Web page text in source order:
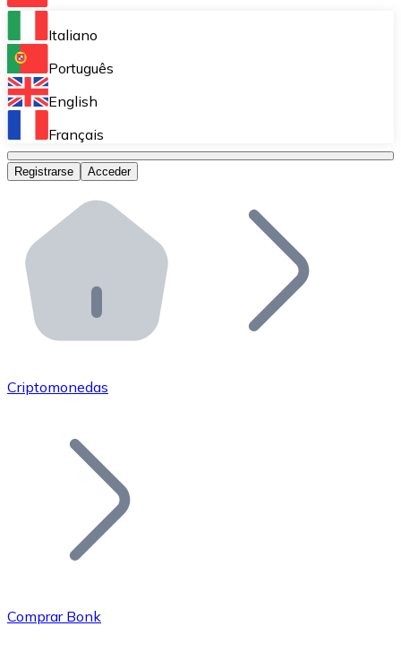
Bitnovo Ramp
Integra nuestra solución en tu plataforma.
Bitnovo Giftcards
Bitnovo OTC
Bitnovo ATM
Integra un ATM Bitnovo en tu negocio y permite que
Bitnovo API
Integra nuestra API en tu ecosistema.
Únete a nuestra red de distribuidores.
Añade tu proyecto a nuestro ecosistema.
Italiano
Português
English
Français
Registrarse Acceder
Criptomonedas
Comprar Bonk